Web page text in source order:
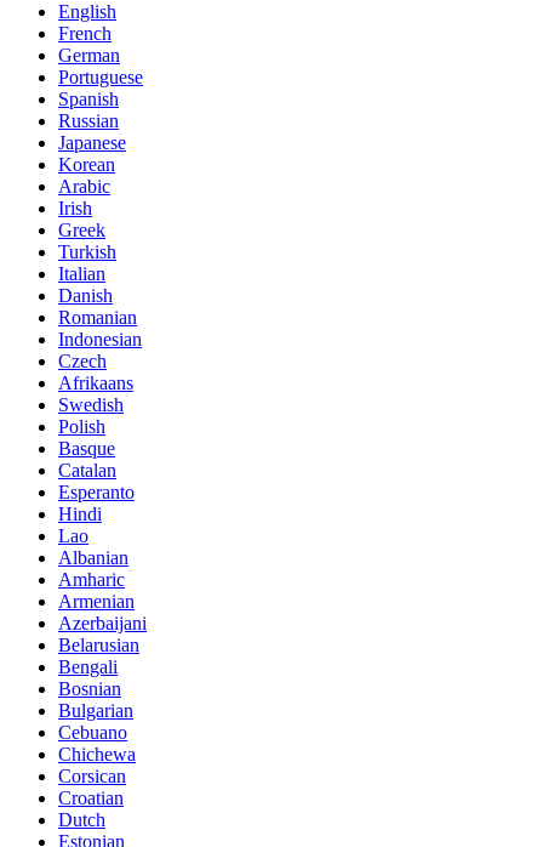
English
French
German
Portuguese
Spanish
Russian
Japanese
Korean
Arabic
Irish
Greek
Turkish
Italian
Danish
Romanian
Indonesian
Czech
Afrikaans
Swedish
Polish
Basque
Catalan
Esperanto
Hindi
Lao
Albanian
Amharic
Armenian
Azerbaijani
Belarusian
Bengali
Bosnian
Bulgarian
Cebuano
Chichewa
Corsican
Croatian
Dutch
Estonian